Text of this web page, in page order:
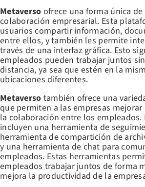
Metaverso ofrece una forma única
colaboración empresarial. Esta
usuarios compartir información,
entre ellos, y también les permite
través de una interfaz gráfica. Esto
empleados pueden trabajar juntos
distancia, ya sea que estén en la
ubicaciones diferentes.
Metaverso también ofrece una
que permiten a las empresas
la colaboración entre los empleados.
incluyen una herramienta de
herramienta de compartición de
y una herramienta de chat para
empleados. Estas herramientas
empleados trabajar juntos de forma
mejora la productividad de la